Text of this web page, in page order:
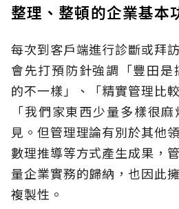
整理、整頓的企業基本
每次到客戶端進行診斷或拜
會先打預防針強調「豐田是
的不一樣」、「精實管理比
「我們家東西少量多樣很
見。但管理理論有別於其他
數理推導等方式產生成果，
量企業實務的歸納，也因此
複製性。